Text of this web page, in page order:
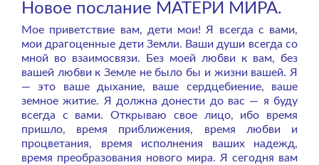
Новое послание МАТЕРИ МИРА.
Мое приветствие вам, дети мои! Я всегда с вами,
мои драгоценные дети Земли. Ваши души всегда со
мной во взаимосвязи. Без моей любви к вам, без
вашей любви к Земле не было бы и жизни вашей. Я
— это ваше дыхание, ваше сердцебиение, ваше
земное житие. Я должна донести до вас — я буду
всегда с вами. Открываю свое лицо, ибо время
пришло, время приближения, время любви и
процветания, время исполнения ваших надежд,
время преобразования нового мира. Я сегодня вам